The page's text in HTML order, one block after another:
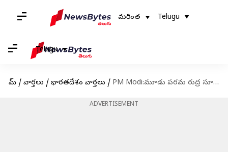
మరింత Telugu
Telugu
హోమ్ / వార్తలు / భారతదేశం వార్తలు / PM Modi:మూడు పరమ రుద్ర సూపర్‌కంప్యూటింగ్ సిస్టమ్‌లను ఆవిష్కరించిన ప్రధాని నరేంద్ర మోదీ
ADVERTISEMENT